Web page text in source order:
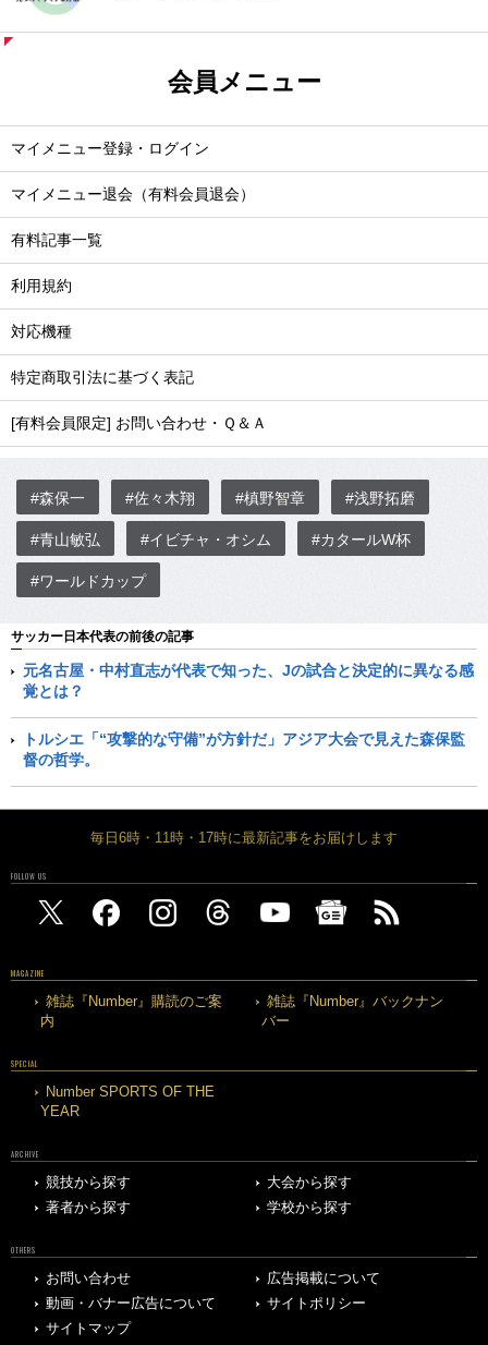
会員メニュー
マイメニュー登録・ログイン
マイメニュー退会（有料会員退会）
有料記事一覧
利用規約
対応機種
特定商取引法に基づく表記
[有料会員限定] お問い合わせ・Ｑ＆Ａ
#森保一 #佐々木翔 #槙野智章 #浅野拓磨
#青山敏弘 #イビチャ・オシム #カタールW杯
#ワールドカップ
サッカー日本代表の前後の記事
元名古屋・中村直志が代表で知った、Jの試合と決定的に異なる感
覚とは？
トルシエ「“攻撃的な守備”が方針だ」アジア大会で見えた森保監
督の哲学。
毎日6時・11時・17時に最新記事をお届けします
FOLLOW US
MAGAZINE
雑誌『Number』購読のご案
内
雑誌『Number』バックナン
バー
SPECIAL
Number SPORTS OF THE
YEAR
ARCHIVE
競技から探す
大会から探す
著者から探す
学校から探す
OTHERS
お問い合わせ
広告掲載について
動画・バナー広告について
サイトポリシー
サイトマップ